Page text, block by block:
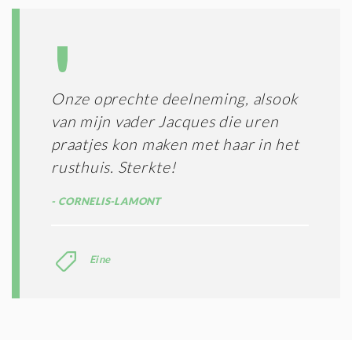
Onze oprechte deelneming, alsook
van mijn vader Jacques die uren
praatjes kon maken met haar in het
rusthuis. Sterkte!
CORNELIS-LAMONT
Eine